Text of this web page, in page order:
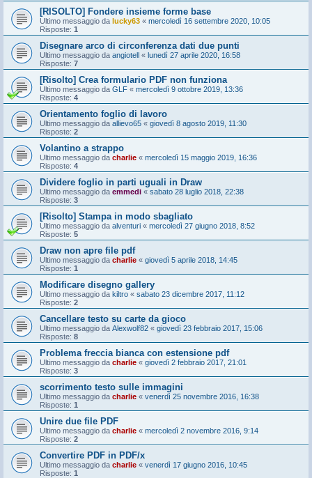
[RISOLTO] Fondere insieme forme base
Ultimo messaggio da lucky63 « mercoledì 16 settembre 2020, 10:05
Risposte: 1
Disegnare arco di circonferenza dati due punti
Ultimo messaggio da angiotell « lunedì 27 aprile 2020, 16:58
Risposte: 7
[Risolto] Crea formulario PDF non funziona
Ultimo messaggio da GLF « mercoledì 9 ottobre 2019, 13:36
Risposte: 4
Orientamento foglio di lavoro
Ultimo messaggio da allievo65 « giovedì 8 agosto 2019, 11:30
Risposte: 2
Volantino a strappo
Ultimo messaggio da charlie « mercoledì 15 maggio 2019, 16:36
Risposte: 4
Dividere foglio in parti uguali in Draw
Ultimo messaggio da emmedi « sabato 28 luglio 2018, 22:38
Risposte: 3
[Risolto] Stampa in modo sbagliato
Ultimo messaggio da alventuri « mercoledì 27 giugno 2018, 8:52
Risposte: 5
Draw non apre file pdf
Ultimo messaggio da charlie « giovedì 5 aprile 2018, 14:45
Risposte: 1
Modificare disegno gallery
Ultimo messaggio da kiltro « sabato 23 dicembre 2017, 11:12
Risposte: 2
Cancellare testo su carte da gioco
Ultimo messaggio da Alexwolf82 « giovedì 23 febbraio 2017, 15:06
Risposte: 8
Problema freccia bianca con estensione pdf
Ultimo messaggio da charlie « giovedì 2 febbraio 2017, 21:01
Risposte: 3
scorrimento testo sulle immagini
Ultimo messaggio da charlie « venerdì 25 novembre 2016, 16:38
Risposte: 1
Unire due file PDF
Ultimo messaggio da charlie « mercoledì 2 novembre 2016, 9:14
Risposte: 2
Convertire PDF in PDF/x
Ultimo messaggio da charlie « venerdì 17 giugno 2016, 10:45
Risposte: 1